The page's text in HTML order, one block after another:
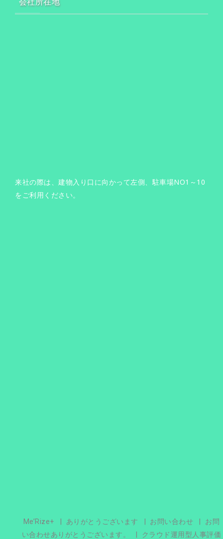
来社の際は、建物入り口に向かって左側、駐車場NO1～10
をご利用ください。
Me’Rize+ ありがとうございます お問い合わせ
お問
い合わせありがとうございます。
クラウド運用型人事評価